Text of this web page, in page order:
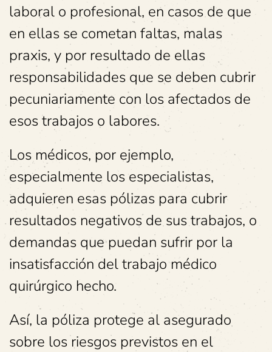
laboral o profesional, en casos de que
en ellas se cometan faltas, malas
praxis, y por resultado de ellas
responsabilidades que se deben cubrir
pecuniariamente con los afectados de
esos trabajos o labores.
Los médicos, por ejemplo,
especialmente los especialistas,
adquieren esas pólizas para cubrir
resultados negativos de sus trabajos, o
demandas que puedan sufrir por la
insatisfacción del trabajo médico
quirúrgico hecho.
Así, la póliza protege al asegurado
sobre los riesgos previstos en el